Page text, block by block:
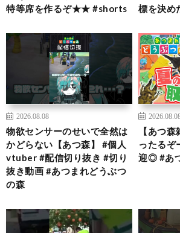
特等席を作るぞ★★ #shorts
標を決め
2026.08.08
物欲センサーのせいで全然は
かどらない【あつ森】 #個人
vtuber #配信切り抜き #切り
抜き動画 #あつまれどうぶつ
の森
【あつ
ったるぞ
迎◎ #あ